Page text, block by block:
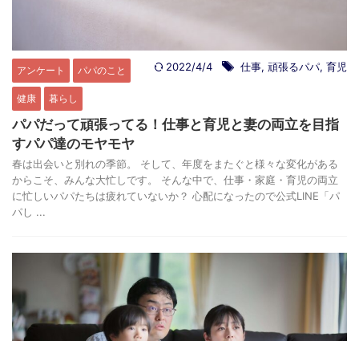
アンケート パパのこと
健康 暮らし
2022/4/4 仕事, 頑張るパパ, 育児
パパだって頑張ってる！仕事と育児と妻の両立を目指
すパパ達のモヤモヤ
春は出会いと別れの季節。 そして、年度をまたぐと様々な変化がある
からこそ、みんな大忙しです。 そんな中で、仕事・家庭・育児の両立
に忙しいパパたちは疲れていないか？ 心配になったので公式LINE「パ
パし ...